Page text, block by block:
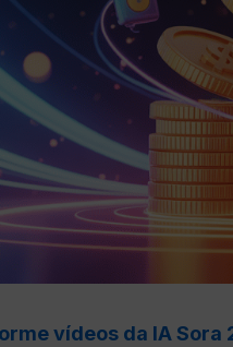
vídeos da IA Sora